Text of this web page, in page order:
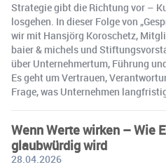
Strategie gibt die Richtung vor –
losgehen. In dieser Folge von
wir mit Hansjörg Koroschetz,
baier & michels und
über Unternehmertum, Führung
Es geht um Vertrauen,
Frage, was Unternehmen
Wenn Werte wirken – Wie
glaubwürdig wird
28.04.2026